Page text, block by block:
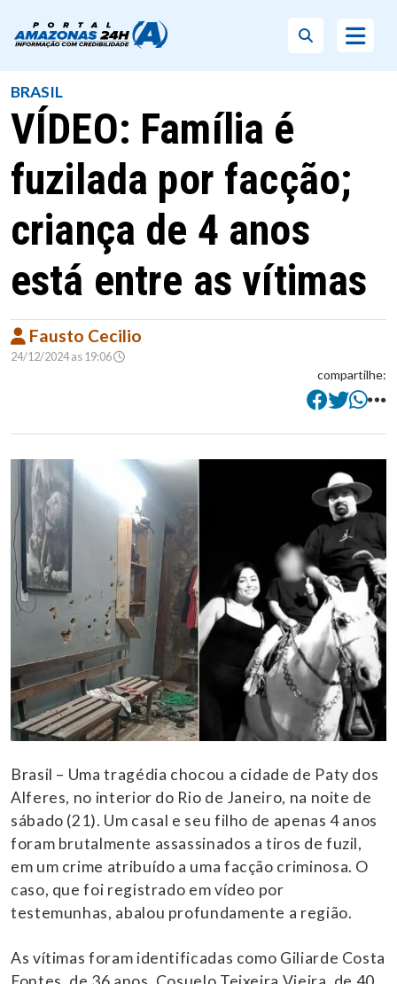
BRASIL
VÍDEO: Família é
fuzilada por facção;
criança de 4 anos
está entre as vítimas
Fausto Cecilio
24/12/2024 as 19:06
compartilhe:
Brasil – Uma tragédia chocou a cidade de Paty dos
Alferes, no interior do Rio de Janeiro, na noite de
sábado (21). Um casal e seu filho de apenas 4 anos
foram brutalmente assassinados a tiros de fuzil,
em um crime atribuído a uma facção criminosa. O
caso, que foi registrado em vídeo por
testemunhas, abalou profundamente a região.
As vítimas foram identificadas como Giliarde Costa